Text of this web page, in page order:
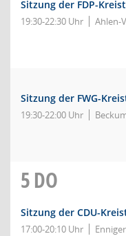
Sitzung der FDP-
19:30-22:30 Uhr Ahlen-
Sitzung der FWG-
19:30-22:00 Uhr
5DO
Sitzung der CDU-
17:00-20:10 Uhr